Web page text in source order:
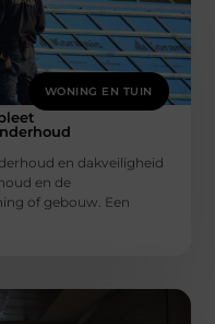
WONING EN TUIN
en dakveiligheid
en de
of gebouw. Een